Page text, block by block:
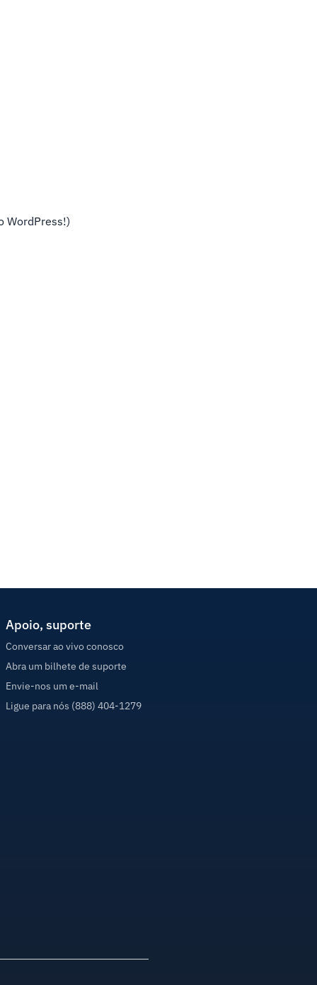
WordPress!)
Apoio, suporte
Conversar ao vivo conosco
Abra um bilhete de suporte
Envie-nos um e-mail
Ligue para nós (888) 404-1279